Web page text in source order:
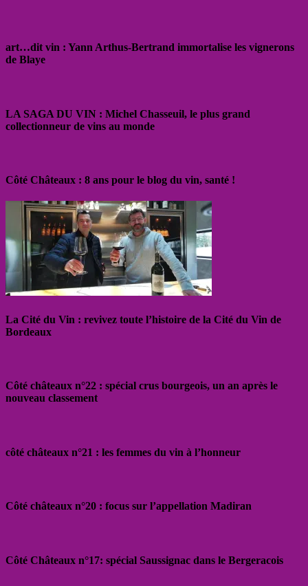
art…dit vin : Yann Arthus-Bertrand immortalise les vignerons
de Blaye
LA SAGA DU VIN : Michel Chasseuil, le plus grand
collectionneur de vins au monde
Côté Châteaux : 8 ans pour le blog du vin, santé !
La Cité du Vin : revivez toute l’histoire de la Cité du Vin de
Bordeaux
Côté châteaux n°22 : spécial crus bourgeois, un an après le
nouveau classement
côté châteaux n°21 : les femmes du vin à l’honneur
Côté châteaux n°20 : focus sur l’appellation Madiran
Côté Châteaux n°17: spécial Saussignac dans le Bergeracois